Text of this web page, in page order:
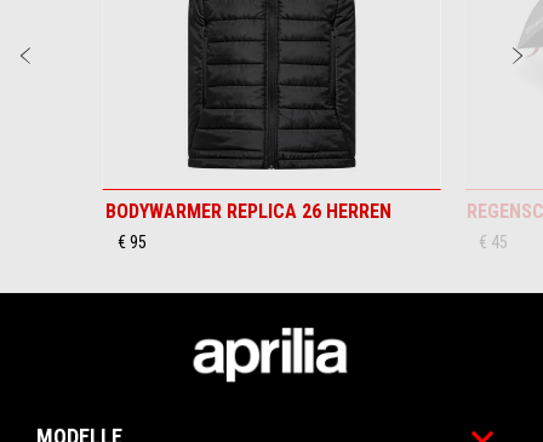
BODYWARMER REPLICA 26 HERREN
€ 95 € 45
MODELLE